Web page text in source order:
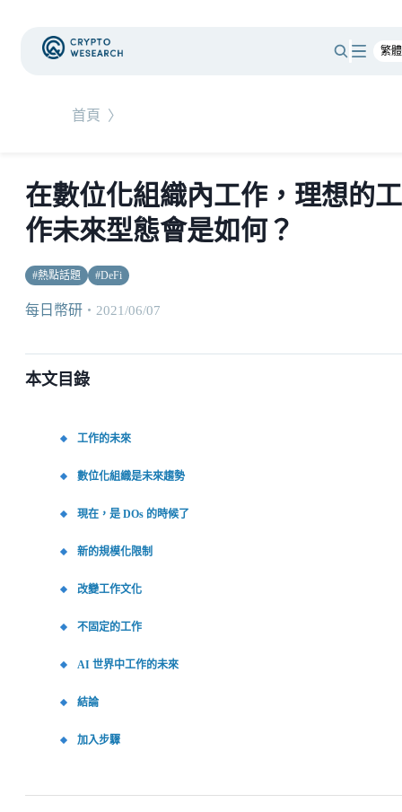
首頁 〉
在數位化組織內工作，理想的工
作未來型態會是如何？
#熱點話題 #DeFi
每日幣研 ・ 2021/06/07
本文目錄
工作的未來
數位化組織是未來趨勢
現在，是 DOs 的時候了
新的規模化限制
改變工作文化
不固定的工作
AI 世界中工作的未來
結論
加入步驟